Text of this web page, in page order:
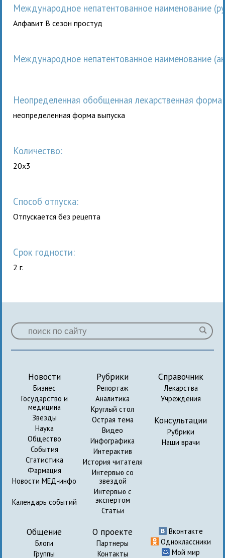
Международное непатентованное наименование
Алфавит В сезон простуд
Международное непатентованное наименование
неопределенная обобщенная лекарственная форма
неопределенная форма выпуска
Количество:
20x3
Способ отпуска:
Отпускается без рецепта
Срок годности:
2 г.
Новости
Бизнес
Государство и
медицина
Звезды
Наука
Общество
События
Статистика
Фармация
Новости МЕД-инфо
Календарь событий
Рубрики
Репортаж
Аналитика
Круглый стол
Острая тема
Видео
Инфографика
Интерактив
История читателя
Интервью со
звездой
Интервью с
экспертом
Статьи
Справочник
Лекарства
Учреждения
Консультации
Рубрики
Наши врачи
Общение
Блоги
Группы
О проекте
Партнеры
Контакты
Вконтакте
Одноклассники
Мой мир